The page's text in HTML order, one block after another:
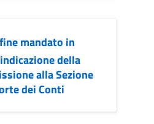
mandato in
della
alla Sezione
dei Conti